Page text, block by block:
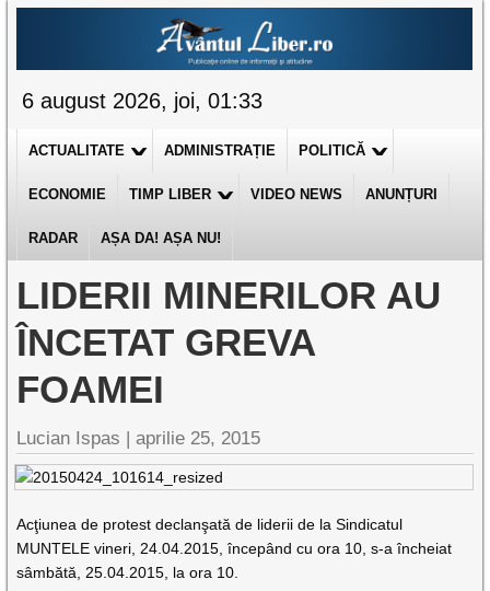
6 august 2026, joi, 01:33
ACTUALITATE ADMINISTRAȚIE POLITICĂ
ECONOMIE TIMP LIBER VIDEO NEWS ANUNȚURI
RADAR AȘA DA! AȘA NU!
LIDERII MINERILOR AU
ÎNCETAT GREVA
FOAMEI
Lucian Ispas |aprilie 25, 2015
Acţiunea de protest declanşată de liderii de la Sindicatul
MUNTELE vineri, 24.04.2015, începând cu ora 10, s-a încheiat
sâmbătă, 25.04.2015, la ora 10.